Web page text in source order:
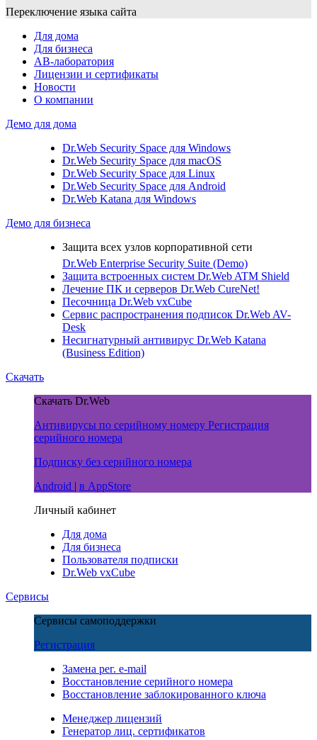
Переключение языка сайта
Для дома
Для бизнеса
АВ-лаборатория
Лицензии и сертификаты
Новости
О компании
Демо для дома
Dr.Web Security Space для Windows
Dr.Web Security Space для macOS
Dr.Web Security Space для Linux
Dr.Web Security Space для Android
Dr.Web Katana для Windows
Демо для бизнеса
Защита всех узлов корпоративной сети
Dr.Web Enterprise Security Suite (Demo)
Защита встроенных систем Dr.Web ATM Shield
Лечение ПК и серверов Dr.Web CureNet!
Песочница Dr.Web vxCube
Сервис распространения подписок Dr.Web AV-
Desk
Несигнатурный антивирус Dr.Web Katana
(Business Edition)
Скачать
Скачать Dr.Web
Антивирусы по серийному номеру Регистрация
серийного номера
Подписку без серийного номера
Android | в AppStore
Личный кабинет
Для дома
Для бизнеса
Пользователя подписки
Dr.Web vxCube
Сервисы
Сервисы самоподдержки
Регистрация
Замена рег. e-mail
Восстановление серийного номера
Восстановление заблокированного ключа
Менеджер лицензий
Генератор лиц. сертификатов